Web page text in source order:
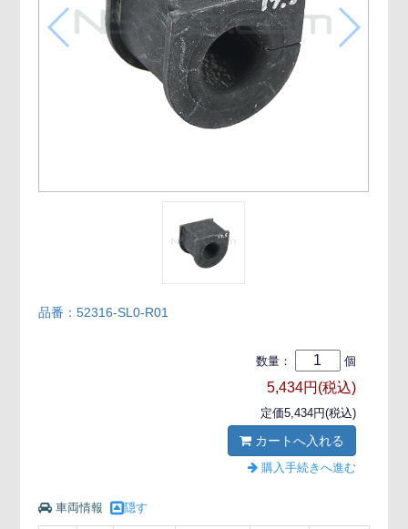
品番：52316-SL0-R01
数量： 個
5,434円(税込)
定価5,434円(税込)
カートへ入れる
購入手続きへ進む
車両情報 隠す